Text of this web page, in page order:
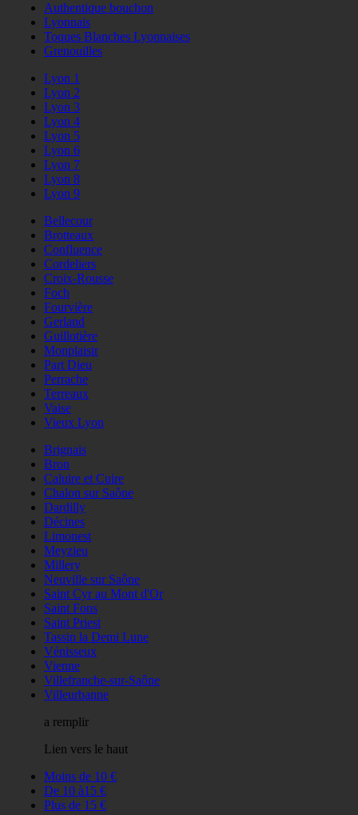
Authentique bouchon
Lyonnais
Toques Blanches Lyonnaises
Grenouilles
Lyon 1
Lyon 2
Lyon 3
Lyon 4
Lyon 5
Lyon 6
Lyon 7
Lyon 8
Lyon 9
Bellecour
Brotteaux
Confluence
Cordeliers
Croix-Rousse
Foch
Fourvière
Gerland
Guillotière
Monplaisir
Part Dieu
Perrache
Terreaux
Vaise
Vieux Lyon
Brignais
Bron
Caluire et Cuire
Chalon sur Saône
Dardilly
Décines
Limonest
Meyzieu
Millery
Neuville sur Saône
Saint Cyr au Mont d'Or
Saint Fons
Saint Priest
Tassin la Demi Lune
Vénisseux
Vienne
Villefranche-sur-Saône
Villeurbanne
a remplir
Lien vers le haut
Moins de 10 €
De 10 à15 €
Plus de 15 €